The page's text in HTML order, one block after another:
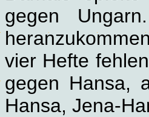
gegen
vier Hefte
gegen Hansa,
Hansa, Jena-